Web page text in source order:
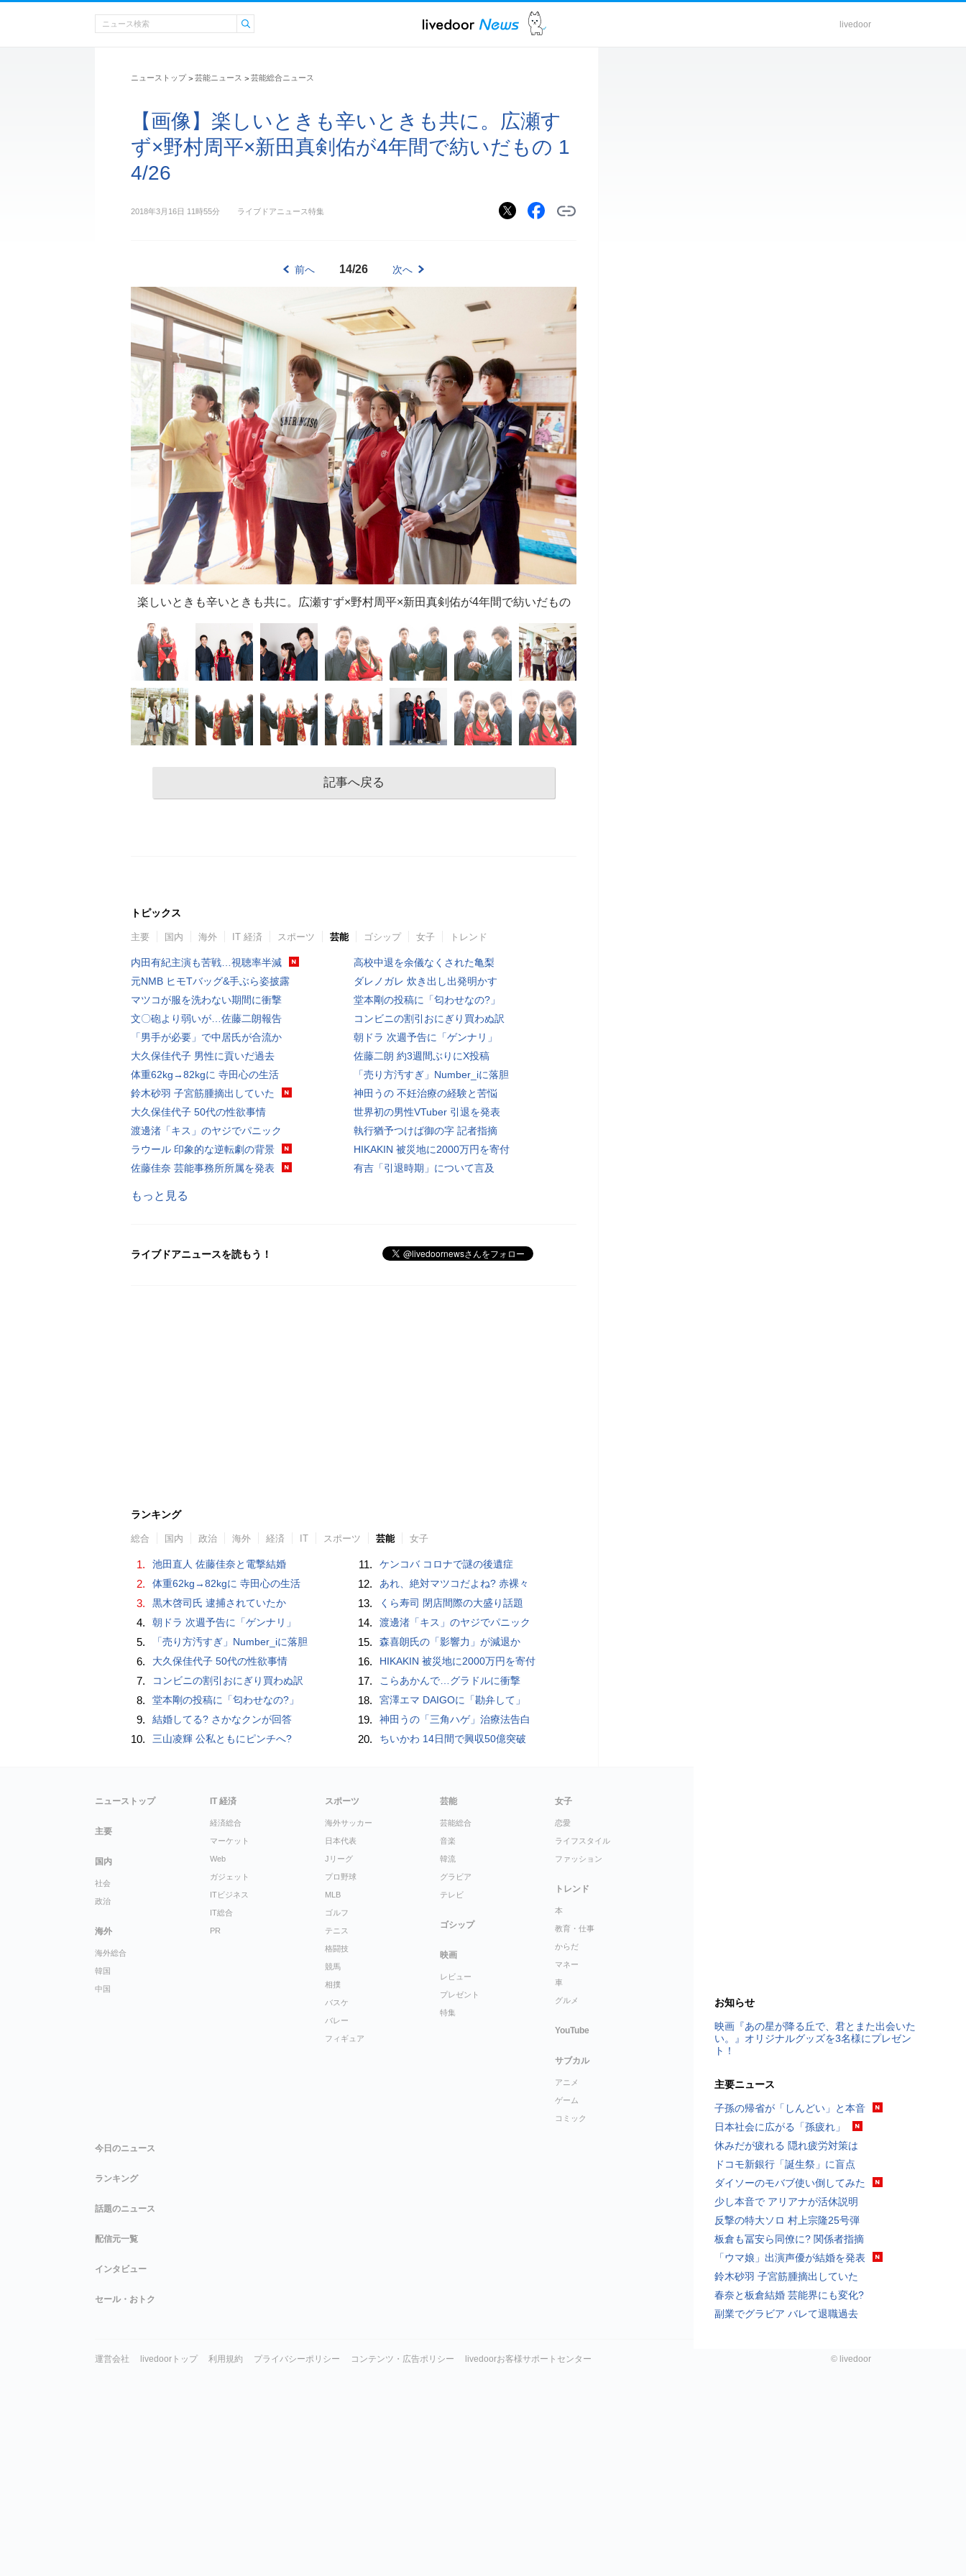
livedoor
ニューストップ > 芸能ニュース > 芸能総合ニュース
【画像】楽しいときも辛いときも共に。広瀬す
ず×野村周平×新田真剣佑が4年間で紡いだもの 1
4/26
2018年3月16日 11時55分 ライブドアニュース特集
前へ 14/26 次へ
楽しいときも辛いときも共に。広瀬すず×野村周平×新田真剣佑が4年間で紡いだもの
記事へ戻る
トピックス
主要 国内 海外 IT 経済 スポーツ 芸能 ゴシップ 女子 トレンド
内田有紀主演も苦戦…視聴率半減
元NMB ヒモTバッグ&手ぶら姿披露
マツコが服を洗わない期間に衝撃
文〇砲より弱いが…佐藤二朗報告
「男手が必要」で中居氏が合流か
大久保佳代子 男性に貢いだ過去
体重62kg→82kgに 寺田心の生活
鈴木砂羽 子宮筋腫摘出していた
大久保佳代子 50代の性欲事情
渡邊渚「キス」のヤジでパニック
ラウール 印象的な逆転劇の背景
佐藤佳奈 芸能事務所所属を発表
高校中退を余儀なくされた亀梨
ダレノガレ 炊き出し出発明かす
堂本剛の投稿に「匂わせなの?」
コンビニの割引おにぎり買わぬ訳
朝ドラ 次週予告に「ゲンナリ」
佐藤二朗 約3週間ぶりにX投稿
「売り方汚すぎ」Number_iに落胆
神田うの 不妊治療の経験と苦悩
世界初の男性VTuber 引退を発表
執行猶予つけば御の字 記者指摘
HIKAKIN 被災地に2000万円を寄付
有吉「引退時期」について言及
もっと見る
ライブドアニュースを読もう！
ランキング
総合 国内 政治 海外 経済 IT スポーツ 芸能 女子
1. 池田直人 佐藤佳奈と電撃結婚
2. 体重62kg→82kgに 寺田心の生活
3. 黒木啓司氏 逮捕されていたか
4. 朝ドラ 次週予告に「ゲンナリ」
5. 「売り方汚すぎ」Number_iに落胆
6. 大久保佳代子 50代の性欲事情
7. コンビニの割引おにぎり買わぬ訳
8. 堂本剛の投稿に「匂わせなの?」
9. 結婚してる? さかなクンが回答
10. 三山凌輝 公私ともにピンチへ?
11. ケンコバ コロナで謎の後遺症
12. あれ、絶対マツコだよね? 赤裸々
13. くら寿司 閉店間際の大盛り話題
14. 渡邊渚「キス」のヤジでパニック
15. 森喜朗氏の「影響力」が減退か
16. HIKAKIN 被災地に2000万円を寄付
17. こらあかんで…グラドルに衝撃
18. 宮澤エマ DAIGOに「勘弁して」
19. 神田うの「三角ハゲ」治療法告白
20. ちいかわ 14日間で興収50億突破
お知らせ
映画『あの星が降る丘で、君とまた出会いた
い。』オリジナルグッズを3名様にプレゼン
ト！
主要ニュース
子孫の帰省が「しんどい」と本音
日本社会に広がる「孫疲れ」
休みだが疲れる 隠れ疲労対策は
ドコモ新銀行「誕生祭」に盲点
ダイソーのモバブ使い倒してみた
少し本音で アリアナが活休説明
反撃の特大ソロ 村上宗隆25号弾
板倉も冨安ら同僚に? 関係者指摘
「ウマ娘」出演声優が結婚を発表
鈴木砂羽 子宮筋腫摘出していた
春奈と板倉結婚 芸能界にも変化?
副業でグラビア バレて退職過去
ニューストップ
主要
国内
社会
政治
海外
海外総合
韓国
中国
IT 経済
経済総合
マーケット
Web
ガジェット
ITビジネス
IT総合
PR
スポーツ
海外サッカー
日本代表
Jリーグ
プロ野球
MLB
ゴルフ
テニス
格闘技
競馬
相撲
バスケ
バレー
フィギュア
芸能
芸能総合
音楽
韓流
グラビア
テレビ
ゴシップ
映画
レビュー
プレゼント
特集
女子
恋愛
ライフスタイル
ファッション
トレンド
本
教育・仕事
からだ
マネー
車
グルメ
YouTube
サブカル
アニメ
ゲーム
コミック
今日のニュース
ランキング
話題のニュース
配信元一覧
インタビュー
セール・おトク
運営会社 livedoorトップ 利用規約 プライバシーポリシー コンテンツ・広告ポリシー livedoorお客様サポートセンター © livedoor